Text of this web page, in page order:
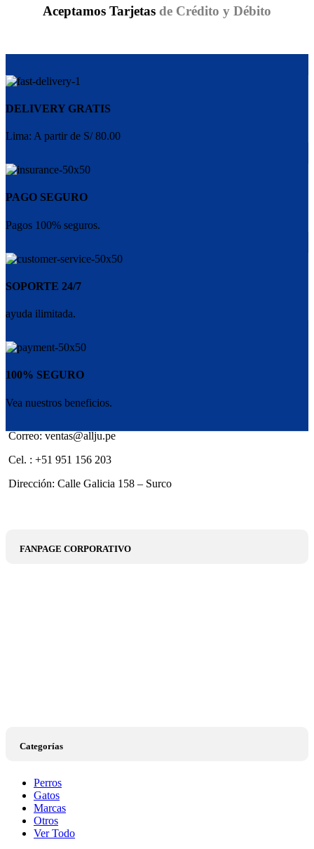
Aceptamos Tarjetas de Crédito y Débito
DELIVERY GRATIS
Lima: A partir de S/ 80.00
PAGO SEGURO
Pagos 100% seguros.
SOPORTE 24/7
ayuda ilimitada.
100% SEGURO
Vea nuestros beneficios.
Correo: ventas@allju.pe
Cel. : +51 951 156 203
Dirección: Calle Galicia 158 – Surco
FANPAGE CORPORATIVO
Categorías
Perros
Gatos
Marcas
Otros
Ver Todo